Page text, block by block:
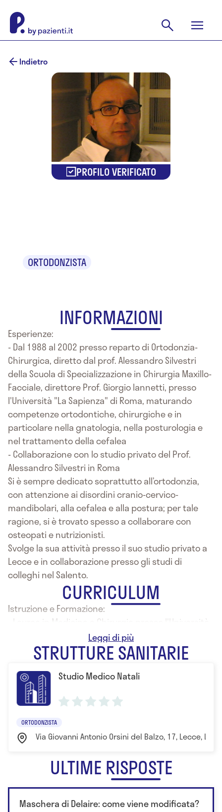
Indietro
PROFILO VERIFICATO
ORTODONZISTA
INFORMAZIONI
Esperienze:
- Dal 1988 al 2002 presso reparto di Ortodonzia-
Chirurgica, diretto dal prof. Alessandro Silvestri
della Scuola di Specializzazione in Chirurgia Maxillo-
Facciale, direttore Prof. Giorgio Iannetti, presso
l'Università "La Sapienza" di Roma, maturando
competenze ortodontiche, chirurgiche e in
particolare nella gnatologia, nella posturologia e
nel trattamento della cefalea
- Collaborazione con lo studio privato del Prof.
Alessandro Silvestri in Roma
Si è sempre dedicato soprattutto all’ortodonzia,
con attenzione ai disordini cranio-cervico-
mandibolari, alla cefalea e alla postura; per tale
ragione, si è trovato spesso a collaborare con
osteopati e nutrizionisti.
Svolge la sua attività presso il suo studio privato a
Lecce e in collaborazione presso gli studi di
colleghi nel Salento.
CURRICULUM
Istruzione e Formazione:
- Laurea in Medicina e Chirurgia presso l'Università
di Roma – “La Sapienza”
STRUTTURE SANITARIE
Studio Medico Natali
ORTODONZISTA
Via Giovanni Antonio Orsini del Balzo, 17, Lecce, LE,
ULTIME RISPOSTE
Maschera di Delaire: come viene modificata?